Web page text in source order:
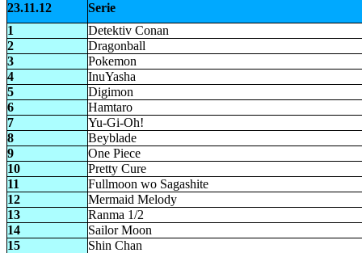
23.11.12
Serie
1
Detektiv Conan
2
Dragonball
3
Pokemon
4
InuYasha
5
Digimon
6
Hamtaro
7
Yu-Gi-Oh!
8
Beyblade
9
One Piece
10
Pretty Cure
11
Fullmoon wo Sagashite
12
Mermaid Melody
13
Ranma 1/2
14
Sailor Moon
15
Shin Chan